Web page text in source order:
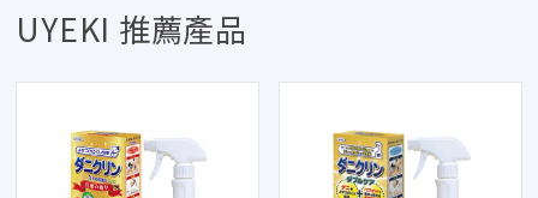
UYEKI 推薦產品